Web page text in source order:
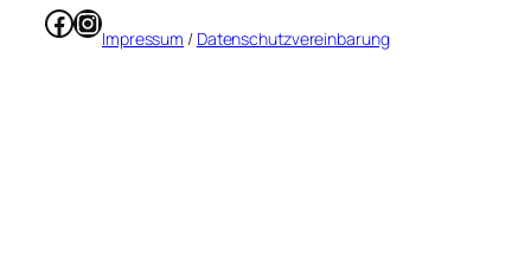
Facebook
Instagram
Impressum / Datenschutzvereinbarung